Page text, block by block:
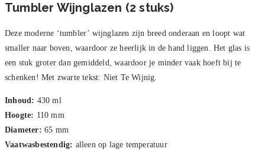
Tumbler Wijnglazen (2 stuks)
Deze moderne ‘tumbler’ wijnglazen zijn breed onderaan en loopt wat
smaller naar boven, waardoor ze heerlijk in de hand liggen. Het glas is
een stuk groter dan gemiddeld, waardoor je minder vaak hoeft bij te
schenken! Met zwarte tekst: Niet Te Wijnig.
Inhoud: 430 ml
Hoogte: 110 mm
Diameter: 65 mm
Vaatwasbestendig: alleen op lage temperatuur